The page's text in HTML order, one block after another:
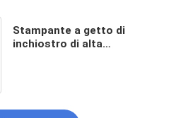
Stampante a getto di
inchiostro di alta